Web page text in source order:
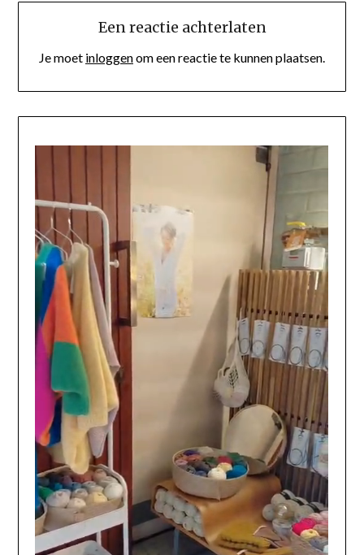
Een reactie achterlaten
Je moet inloggenom een reactie te kunnen plaatsen.